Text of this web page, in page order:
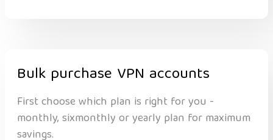
Bulk purchase VPN accounts
First choose which plan is right for you -
monthly, sixmonthly or yearly plan for maximum
savings.